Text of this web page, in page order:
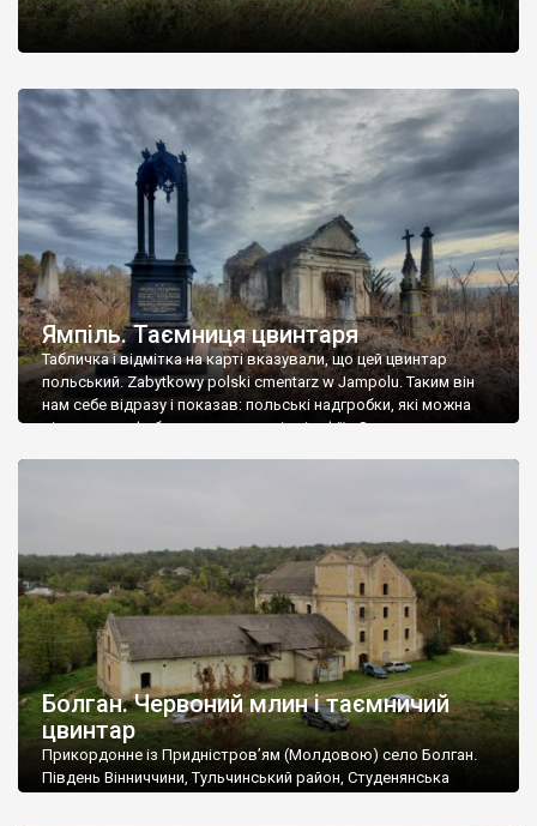
Ямпіль. Таємниця цвинтаря
Табличка і відмітка на карті вказували, що цей цвинтар
польський. Zabytkowy polski cmentarz w Jampolu. Таким він
нам себе відразу і показав: польські надгробки, які можна
віднести до фабричних, польські епітафії… Загалом цвинтар
Болган. Червоний млин і таємничий
цвинтар
Прикордонне із Придністров’ям (Молдовою) село Болган.
Південь Вінниччини, Тульчинський район, Студенянська